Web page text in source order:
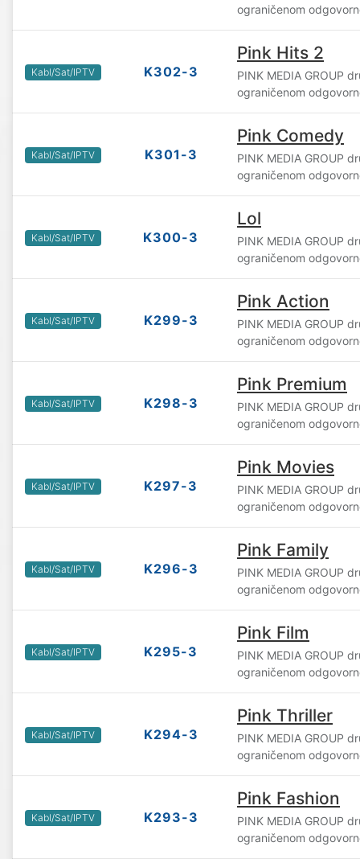
ograničenom
Kabl/Sat/IPTV K302-3
Pink Hits 2
PINK MEDIA GROUP
ograničenom
Kabl/Sat/IPTV K301-3
Pink Comedy
PINK MEDIA GROUP
ograničenom
Kabl/Sat/IPTV K300-3
Lol
PINK MEDIA GROUP
ograničenom
Kabl/Sat/IPTV K299-3
Pink Action
PINK MEDIA GROUP
ograničenom
Kabl/Sat/IPTV K298-3
Pink Premium
PINK MEDIA GROUP
ograničenom
Kabl/Sat/IPTV K297-3
Pink Movies
PINK MEDIA GROUP
ograničenom
Kabl/Sat/IPTV K296-3
Pink Family
PINK MEDIA GROUP
ograničenom
Kabl/Sat/IPTV K295-3
Pink Film
PINK MEDIA GROUP
ograničenom
Kabl/Sat/IPTV K294-3
Pink Thriller
PINK MEDIA GROUP
ograničenom
Kabl/Sat/IPTV K293-3
Pink Fashion
PINK MEDIA GROUP
ograničenom